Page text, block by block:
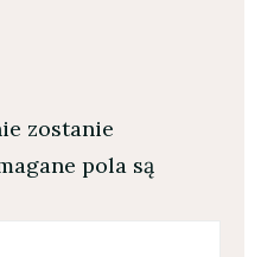
zostanie
pola są